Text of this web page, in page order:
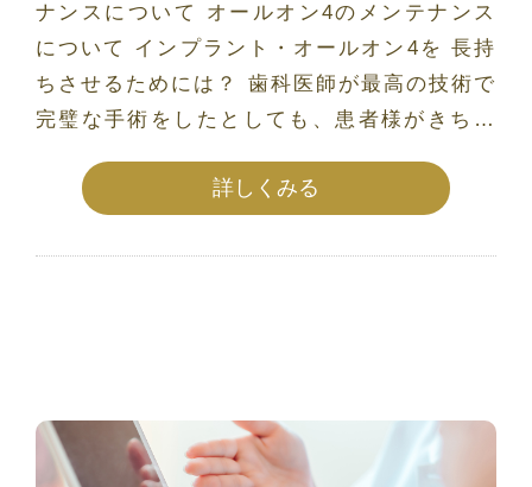
ナンスについて オールオン4のメンテナンス
について インプラント・オールオン4を 長持
ちさせるためには？ 歯科医師が最高の技術で
完璧な手術をしたとしても、患者様がきちん
詳しくみる